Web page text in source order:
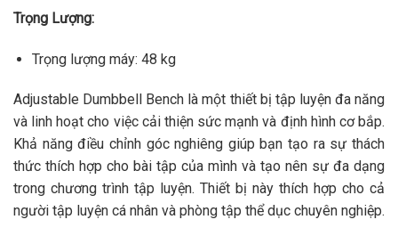
Trọng Lượng:
Trọng lượng máy: 48 kg
Adjustable Dumbbell Bench là một thiết bị tập luyện đa năng
và linh hoạt cho việc cải thiện sức mạnh và định hình cơ bắp.
Khả năng điều chỉnh góc nghiêng giúp bạn tạo ra sự thách
thức thích hợp cho bài tập của mình và tạo nên sự đa dạng
trong chương trình tập luyện. Thiết bị này thích hợp cho cả
người tập luyện cá nhân và phòng tập thể dục chuyên nghiệp.